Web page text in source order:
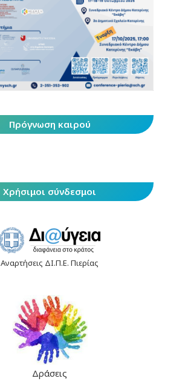
Πρόγνωση καιρού
Χρήσιμοι σύνδεσμοι
Αναρτήσεις ΔΙ.Π.Ε. Πιερίας
Δράσεις